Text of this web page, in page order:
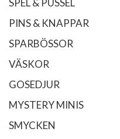
SPEL & PUSSEL
PINS & KNAPPAR
SPARBÖSSOR
VÄSKOR
GOSEDJUR
MYSTERY MINIS
SMYCKEN